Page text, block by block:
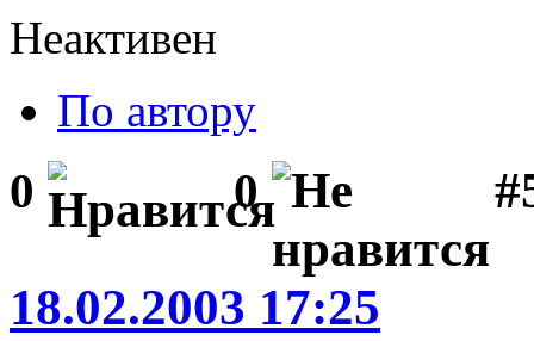
Неактивен
По автору
0 0
18.02.2003 17:25